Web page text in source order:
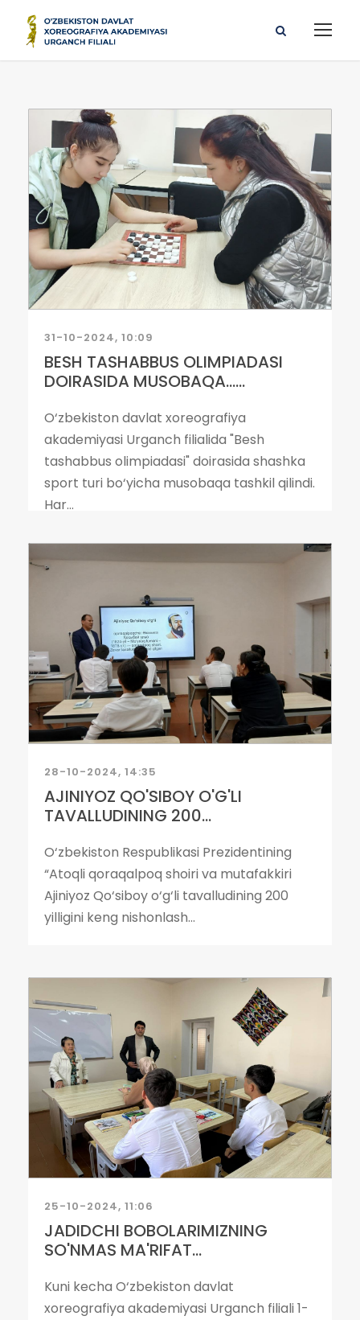
31-10-2024, 10:09
BESH TASHABBUS OLIMPIADASI
DOIRASIDA MUSOBAQA......
O‘zbekiston davlat xoreografiya
akademiyasi Urganch filialida "Besh
tashabbus olimpiadasi" doirasida shashka
sport turi bo‘yicha musobaqa tashkil qilindi.
Har...
28-10-2024, 14:35
AJINIYOZ QO'SIBOY O'G'LI
TAVALLUDINING 200...
O‘zbekiston Respublikasi Prezidentining
“Atoqli qoraqalpoq shoiri va mutafakkiri
Ajiniyoz Qo‘siboy o‘g‘li tavalludining 200
yilligini keng nishonlash...
25-10-2024, 11:06
JADIDCHI BOBOLARIMIZNING
SO'NMAS MA'RIFAT...
Kuni kecha O‘zbekiston davlat
xoreografiya akademiyasi Urganch filiali 1-